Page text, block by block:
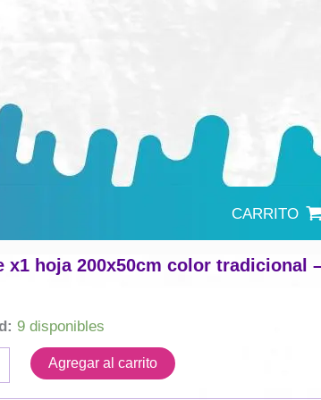
CARRITO
x1 hoja 200x50cm color tradicional –
9 disponibles
Agregar al carrito